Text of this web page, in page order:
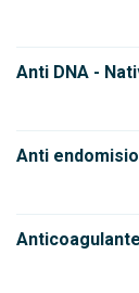
Anti DNA -
Anti